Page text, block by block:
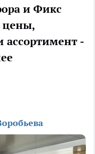
и Фикс
цены,
ассортимент -